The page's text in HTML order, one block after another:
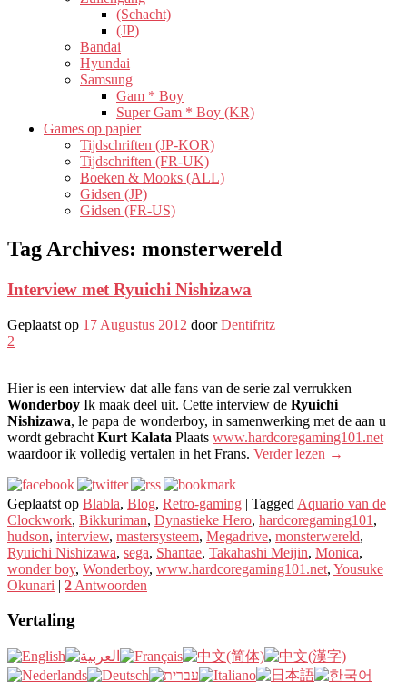
(Schacht)
(JP)
Bandai
Hyundai
Samsung
Gam * Boy
Super Gam * Boy (KR)
Games op papier
Tijdschriften (JP-KOR)
Tijdschriften (FR-UK)
Boeken & Mooks (ALL)
Gidsen (JP)
Gidsen (FR-US)
Tag Archives: monsterwereld
Interview met Ryuichi Nishizawa
Geplaatst op 17 Augustus 2012 doorDentifritz
2
Hier is een interview dat alle fans van de serie zal verrukken
Wonderboy Ik maak deel uit. Cette interview de Ryuichi
Nishizawa, le papa de wonderboy, in samenwerking met de aan u
wordt gebracht Kurt Kalata Plaats www.hardcoregaming101.net
waardoor ik volledig vertalen in het Frans. Verder lezen →
Geplaatst op Blabla, Blog, Retro-gaming | Tagged Aquario van de
Clockwork, Bikkuriman, Dynastieke Hero, hardcoregaming101 ,
hudson, interview, mastersysteem, Megadrive, monsterwereld,
Ryuichi Nishizawa, sega, Shantae, Takahashi Meijin, Monica,
wonder boy, Wonderboy, www.hardcoregaming101.net, Yousuke
Okunari | 2 Antwoorden
Vertaling